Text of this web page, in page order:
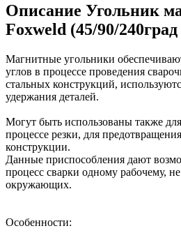
Описание Угольник
Foxweld (45/90/240град
Магнитные угольники
углов в процессе проведения
стальных конструкций,
удержания деталей.
Могут быть использованы также
процессе резки, для
конструкции.
Данные приспособления дают
процесс сварки одному рабочему,
окружающих.
Особенности: